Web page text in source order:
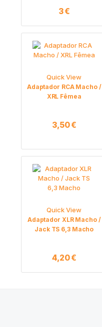
3€
Quick View
Adaptador RCA Macho /
XRL Fêmea
3,50€
Quick View
Adaptador XLR Macho /
Jack TS 6,3 Macho
4,20€